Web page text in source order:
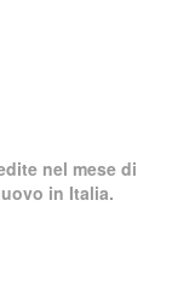
nel mese di
in Italia.